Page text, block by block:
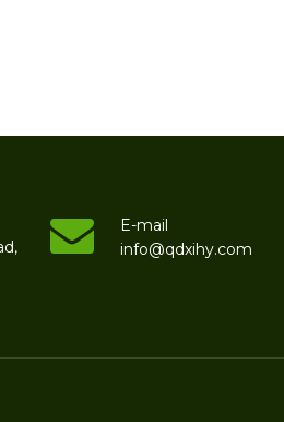
E-mail
info@qdxihy.com